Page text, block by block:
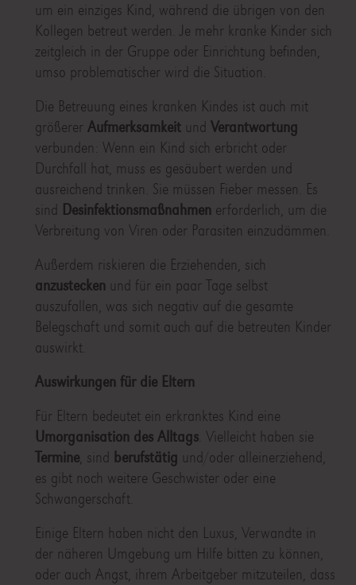
um ein einziges Kind, während die übrigen von den
Kollegen betreut werden. Je mehr kranke Kinder sich
zeitgleich in der Gruppe oder Einrichtung befinden,
umso problematischer wird die Situation.
Die Betreuung eines kranken Kindes ist auch mit
größerer Aufmerksamkeitund Verantwortung
verbunden: Wenn ein Kind sich erbricht oder
Durchfall hat, muss es gesäubert werden und
ausreichend trinken. Sie müssen Fieber messen. Es
sind Desinfektionsmaßnahmen erforderlich, um die
Verbreitung von Viren oder Parasiten einzudämmen.
Außerdem riskieren die Erziehenden, sich
anzustecken und für ein paar Tage selbst
auszufallen, was sich negativ auf die gesamte
Belegschaft und somit auch auf die betreuten Kinder
auswirkt.
Auswirkungen für die Eltern
Für Eltern bedeutet ein erkranktes Kind eine
Umorganisation des Alltags. Vielleicht haben sie
Termine, sind berufstätig und/oder alleinerziehend,
es gibt noch weitere Geschwister oder eine
Schwangerschaft.
Einige Eltern haben nicht den Luxus, Verwandte in
der näheren Umgebung um Hilfe bitten zu können,
oder auch Angst, ihrem Arbeitgeber mitzuteilen, dass